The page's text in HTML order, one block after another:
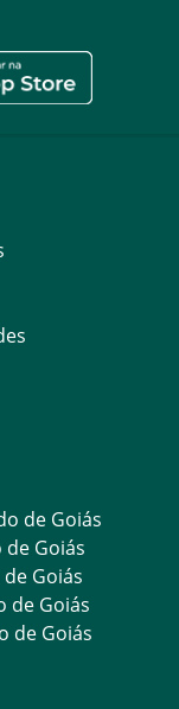
de Goiás
Goiás
Goiás
de Goiás
de Goiás